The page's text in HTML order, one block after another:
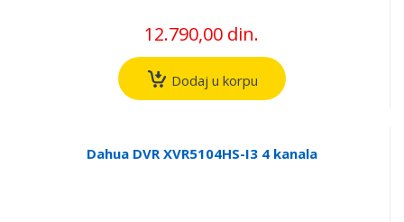
12.790,00 din.
Dodaj u korpu
Dahua DVR XVR5104HS-I3 4 kanala